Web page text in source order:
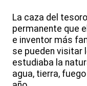
La caza del
permanente que
e inventor más
se pueden visitar
estudiaba la
agua, tierra,